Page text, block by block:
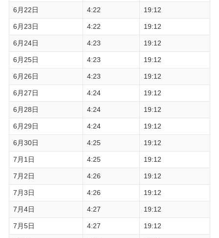
6月22日 4:22 19:12
6月23日 4:22 19:12
6月24日 4:23 19:12
6月25日 4:23 19:12
6月26日 4:23 19:12
6月27日 4:24 19:12
6月28日 4:24 19:12
6月29日 4:24 19:12
6月30日 4:25 19:12
7月1日 4:25 19:12
7月2日 4:26 19:12
7月3日 4:26 19:12
7月4日 4:27 19:12
7月5日 4:27 19:12